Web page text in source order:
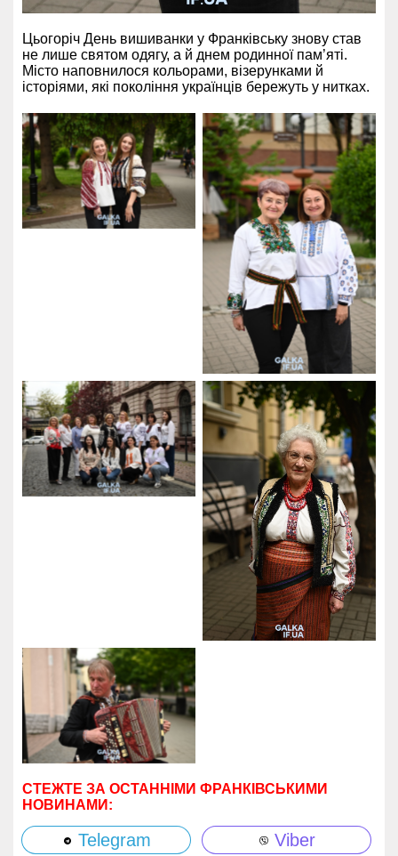
Цьогоріч День вишиванки у Франківську знову став
не лише святом одягу, а й днем родинної пам’яті.
Місто наповнилося кольорами, візерунками й
історіями, які покоління українців бережуть у нитках.
СТЕЖТЕ ЗА ОСТАННІМИ ФРАНКІВСЬКИМИ
НОВИНАМИ:
Telegram
Viber